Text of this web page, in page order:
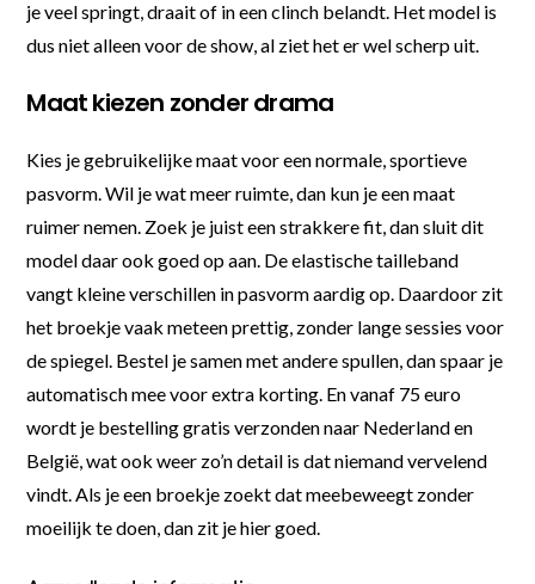
je veel springt, draait of in een clinch belandt. Het model is
dus niet alleen voor de show, al ziet het er wel scherp uit.
Maat kiezen zonder drama
Kies je gebruikelijke maat voor een normale, sportieve
pasvorm. Wil je wat meer ruimte, dan kun je een maat
ruimer nemen. Zoek je juist een strakkere fit, dan sluit dit
model daar ook goed op aan. De elastische tailleband
vangt kleine verschillen in pasvorm aardig op. Daardoor zit
het broekje vaak meteen prettig, zonder lange sessies voor
de spiegel. Bestel je samen met andere spullen, dan spaar je
automatisch mee voor extra korting. En vanaf 75 euro
wordt je bestelling gratis verzonden naar Nederland en
België, wat ook weer zo’n detail is dat niemand vervelend
vindt. Als je een broekje zoekt dat meebeweegt zonder
moeilijk te doen, dan zit je hier goed.